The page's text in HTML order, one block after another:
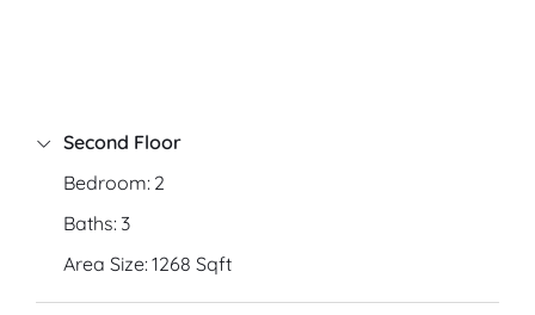
Second Floor
Bedroom: 2
Baths: 3
Area Size: 1268 Sqft